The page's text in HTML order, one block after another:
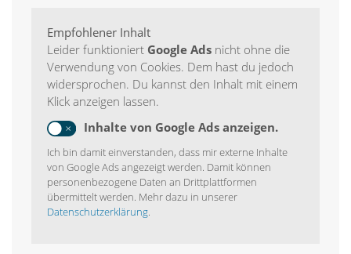
Empfohlener Inhalt
Leider funktioniert Google Ads nicht ohne die
Verwendung von Cookies. Dem hast du jedoch
widersprochen. Du kannst den Inhalt mit einem
Klick anzeigen lassen.
Inhalte von Google Ads anzeigen.
Ich bin damit einverstanden, dass mir externe Inhalte
von Google Ads angezeigt werden. Damit können
personenbezogene Daten an Drittplattformen
übermittelt werden. Mehr dazu in unserer
Datenschutzerklärung.